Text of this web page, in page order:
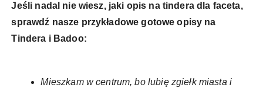
Jeśli nadal nie wiesz, jaki opis na tindera dla faceta,
sprawdź nasze przykładowe gotowe opisy na
Tindera i Badoo:
Mieszkam w centrum, bo lubię zgiełk miasta i